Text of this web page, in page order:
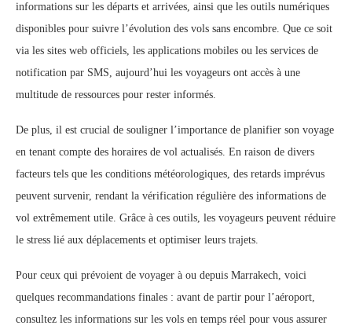
informations sur les départs et arrivées, ainsi que les outils numériques
disponibles pour suivre l’évolution des vols sans encombre. Que ce soit
via les sites web officiels, les applications mobiles ou les services de
notification par SMS, aujourd’hui les voyageurs ont accès à une
multitude de ressources pour rester informés.
De plus, il est crucial de souligner l’importance de planifier son voyage
en tenant compte des horaires de vol actualisés. En raison de divers
facteurs tels que les conditions météorologiques, des retards imprévus
peuvent survenir, rendant la vérification régulière des informations de
vol extrêmement utile. Grâce à ces outils, les voyageurs peuvent réduire
le stress lié aux déplacements et optimiser leurs trajets.
Pour ceux qui prévoient de voyager à ou depuis Marrakech, voici
quelques recommandations finales : avant de partir pour l’aéroport,
consultez les informations sur les vols en temps réel pour vous assurer